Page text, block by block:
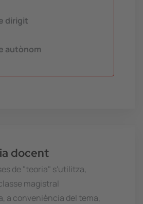
dirigit
autònom
docent
de "teoria" s'utilitza,
magistral
a conveniència del tema,